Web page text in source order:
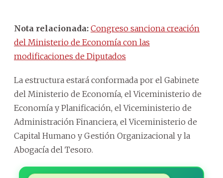
Nota relacionada: Congreso sanciona creación
del Ministerio de Economía con las
modificaciones de Diputados
La estructura estará conformada por el Gabinete
del Ministerio de Economía, el Viceministerio de
Economía y Planificación, el Viceministerio de
Administración Financiera, el Viceministerio de
Capital Humano y Gestión Organizacional y la
Abogacía del Tesoro.